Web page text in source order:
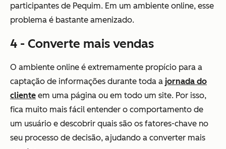
participantes de Pequim. Em um ambiente online, esse
problema é bastante amenizado.
4 - Converte mais vendas
O ambiente online é extremamente propício para a
captação de informações durante toda a jornada do
cliente em uma página ou em todo um site. Por isso,
fica muito mais fácil entender o comportamento de
um usuário e descobrir quais são os fatores-chave no
seu processo de decisão, ajudando a converter mais